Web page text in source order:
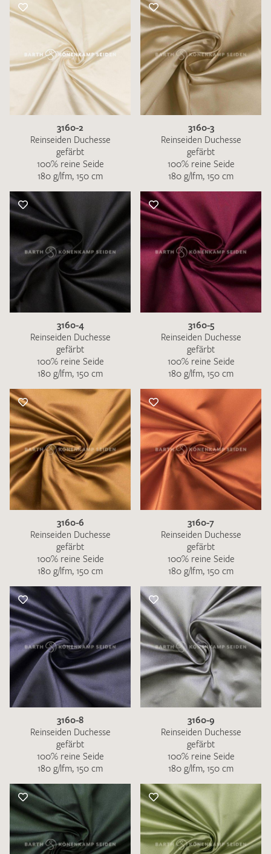
3160-2
Reinseiden Duchesse
gefärbt
100% reine Seide
180 g/lfm, 150 cm
3160-3
Reinseiden Duchesse
gefärbt
100% reine Seide
180 g/lfm, 150 cm
3160-4
Reinseiden Duchesse
gefärbt
100% reine Seide
180 g/lfm, 150 cm
3160-5
Reinseiden Duchesse
gefärbt
100% reine Seide
180 g/lfm, 150 cm
3160-6
Reinseiden Duchesse
gefärbt
100% reine Seide
180 g/lfm, 150 cm
3160-7
Reinseiden Duchesse
gefärbt
100% reine Seide
180 g/lfm, 150 cm
3160-8
Reinseiden Duchesse
gefärbt
100% reine Seide
180 g/lfm, 150 cm
3160-9
Reinseiden Duchesse
gefärbt
100% reine Seide
180 g/lfm, 150 cm